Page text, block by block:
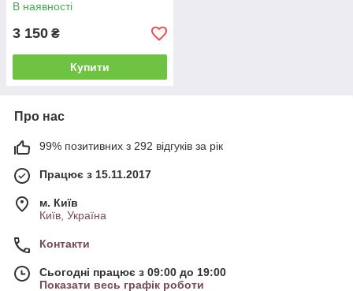
В наявності
3 150 ₴
Купити
Про нас
99% позитивних з 292 відгуків за рік
Працює з 15.11.2017
м. Київ
Київ, Україна
Контакти
Сьогодні працює з 09:00 до 19:00
Показати весь графік роботи